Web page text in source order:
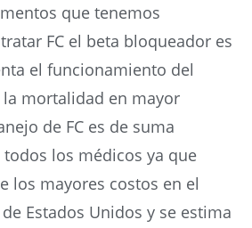
que tenemos
FC el beta bloqueador es
el funcionamiento del
la mortalidad en mayor
de FC es de suma
los médicos ya que
los mayores costos en el
Estados Unidos y se estima